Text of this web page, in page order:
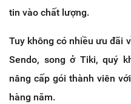
tin vào chất lượng.
Tuy không có nhiều ưu đãi
Sendo, song ở Tiki, quý
nâng cấp gói thành viên
hàng năm.